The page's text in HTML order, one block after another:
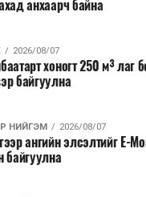
зочин хүлээн
тоног
худалдан авах;
хууль зүйн
мэдээлэхээс
зардал;
бусад тэтгэмж,
анхаарч байна
2026/08/07
хоногт 250 м³ лаг
байгуулна
НИЙГЭМ 2026/08/07
ангийн элсэлтийг E-
байгуулна